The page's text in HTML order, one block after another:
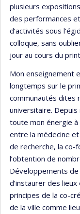
plusieurs
des performances
d’activités sous
colloque, sans
jour au cours du
Mon enseignement
longtemps sur le
communautés dites
universitaire. Depuis
toute mon énergie
entre la médecine et
de recherche, la co-
l’obtention de
Développements de
d’instaurer des
principes de la co-
de la ville comme